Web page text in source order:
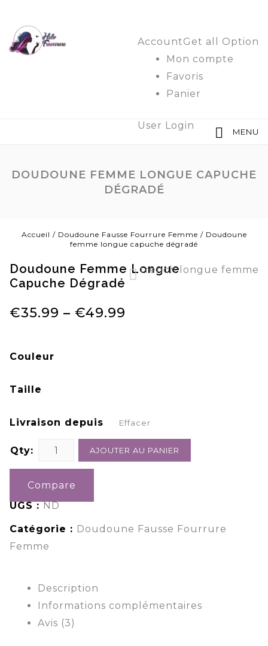
AccountGet all Option
Mon compte
Favoris
Panier
User Login
MENU
DOUDOUNE FEMME LONGUE CAPUCHE
DÉGRADÉ
Accueil / Doudoune Fausse Fourrure Femme / Doudoune
femme longue capuche dégradé
Doudoune Femme Longue
Capuche Dégradé
trench longue femme
€35.99 – €49.99
Couleur
Taille
Livraison depuis Effacer
Qty: AJOUTER AU PANIER
Compare
UGS :ND
Catégorie : Doudoune Fausse Fourrure
Femme
Description
Informations complémentaires
Avis (3)